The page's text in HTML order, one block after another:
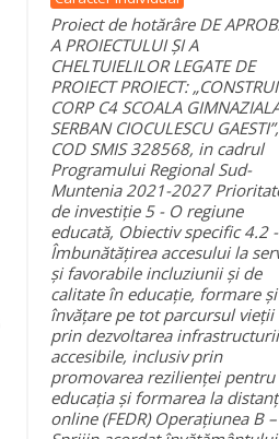
Proiect de hotărâre DE
A PROIECTULUI ȘI A
CHELTUIELILOR LEGATE DE
PROIECT PROIECT:
CORP C4 SCOALA
SERBAN CIOCULESCU GAESTI”,
COD SMIS 328568, in cadrul
Programului Regional Sud-
Muntenia 2021-2027
de investiție 5 - O regiune
educată, Obiectiv specific 4.2 -
Îmbunătățirea accesului la
și favorabile incluziunii și de
calitate în educație, formare și
învățare pe tot parcursul vieții
prin dezvoltarea infrastructurii
accesibile, inclusiv prin
promovarea rezilienței pentru
educația și formarea la
online (FEDR) Operațiunea B –